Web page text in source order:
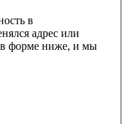
в
адрес или
в форме ниже, и мы